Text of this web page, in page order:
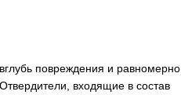
повреждения и равномерно
входящие в состав